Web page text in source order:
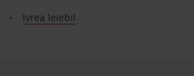
Ivrea leiebil